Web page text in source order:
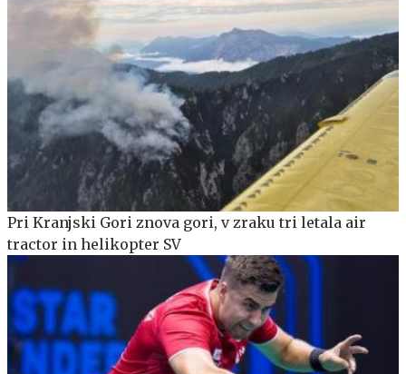
Pri Kranjski Gori znova gori, v zraku tri letala air
tractor in helikopter SV